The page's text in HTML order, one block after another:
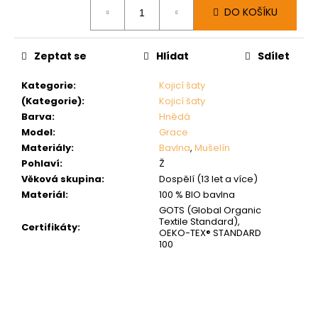
DO KOŠÍKU
Kategorie:
Kojicí šaty
(Kategorie):
Kojicí šaty
Barva:
Hnědá
Model:
Grace
Materiály: Bavlna, Mušelín
Pohlaví:
Ž
Věková skupina:
Dospělí (13 let a více)
Materiál: 100 % BIO bavlna
Certifikáty:
GOTS (Global Organic
Textile Standard),
OEKO-TEX® STANDARD
100
Zeptat se Hlídat Sdílet